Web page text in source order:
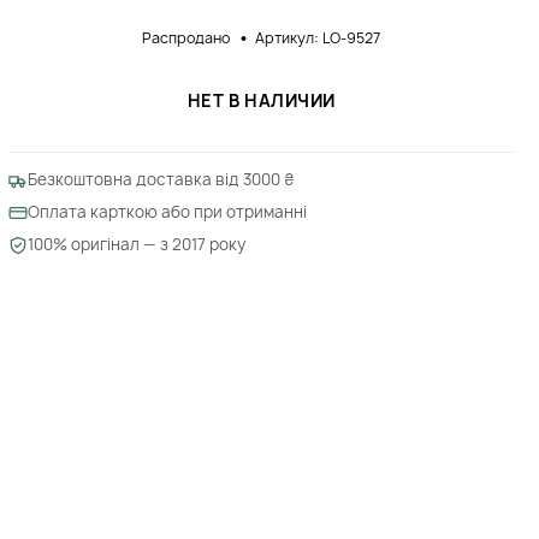
Распродано Артикул: LO-9527
НЕТ В НАЛИЧИИ
Безкоштовна доставка від 3000 ₴
Оплата карткою або при отриманні
100% оригінал — з 2017 року